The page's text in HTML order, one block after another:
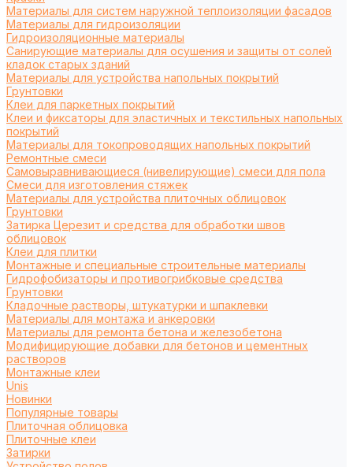
Материалы для систем наружной теплоизоляции фасадов
Материалы для гидроизоляции
Гидроизоляционные материалы
Санирующие материалы для осушения и защиты от солей
кладок старых зданий
Материалы для устройства напольных покрытий
Грунтовки
Клеи для паркетных покрытий
Клеи и фиксаторы для эластичных и текстильных напольных
покрытий
Материалы для токопроводящих напольных покрытий
Ремонтные смеси
Самовыравнивающиеся (нивелирующие) смеси для пола
Смеси для изготовления стяжек
Материалы для устройства плиточных облицовок
Грунтовки
Затирка Церезит и средства для обработки швов
облицовок
Клеи для плитки
Монтажные и специальные строительные материалы
Гидрофобизаторы и противогрибковые средства
Грунтовки
Кладочные растворы, штукатурки и шпаклевки
Материалы для монтажа и анкеровки
Материалы для ремонта бетона и железобетона
Модифицирующие добавки для бетонов и цементных
растворов
Монтажные клеи
Unis
Новинки
Популярные товары
Плиточная облицовка
Плиточные клеи
Затирки